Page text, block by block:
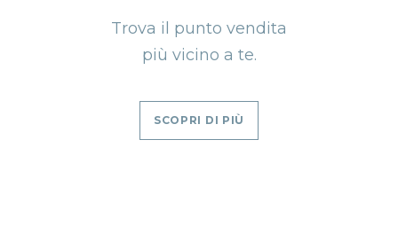
Trova il punto vendita
più vicino a te.
SCOPRI DI PIÙ